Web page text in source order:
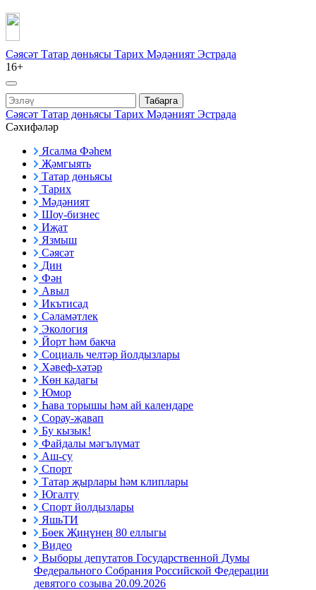
Сәясәт Татар дөньясы Тарих Мәдәният Эстрада
16+
Табарга
Сәясәт Татар дөньясы Тарих Мәдәният Эстрада
Сәхифәләр
Ясалма Фәһем
Җәмгыять
Татар дөньясы
Тарих
Мәдәният
Шоу-бизнес
Иҗат
Язмыш
Сәясәт
Дин
Фән
Авыл
Икътисад
Сәламәтлек
Экология
Йорт һәм бакча
Социаль челтәр йолдызлары
Хәвеф-хәтәр
Көн кадагы
Юмор
Һава торышы һәм ай календаре
Сорау-җавап
Бу кызык!
Файдалы мәгълүмат
Аш-су
Спорт
Татар җырлары һәм клиплары
Югалту
Спорт йолдызлары
ЯшьТИ
Бөек Җиңүнең 80 еллыгы
Видео
Выборы депутатов Государственной Думы
Федерального Собрания Российской Федерации
девятого созыва 20.09.2026